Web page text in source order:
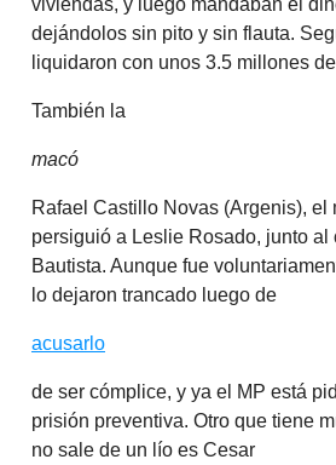
viviendas, y luego mandaban el
dejándolos sin pito y sin flauta.
liquidaron con unos 3.5 millones
También la
macó
Rafael Castillo Novas (Argenis), el
persiguió a Leslie Rosado, junto al
Bautista. Aunque fue
lo dejaron trancado luego de
acusarlo
de ser cómplice, y ya el MP está
prisión preventiva. Otro que tiene
no sale de un lío es Cesar